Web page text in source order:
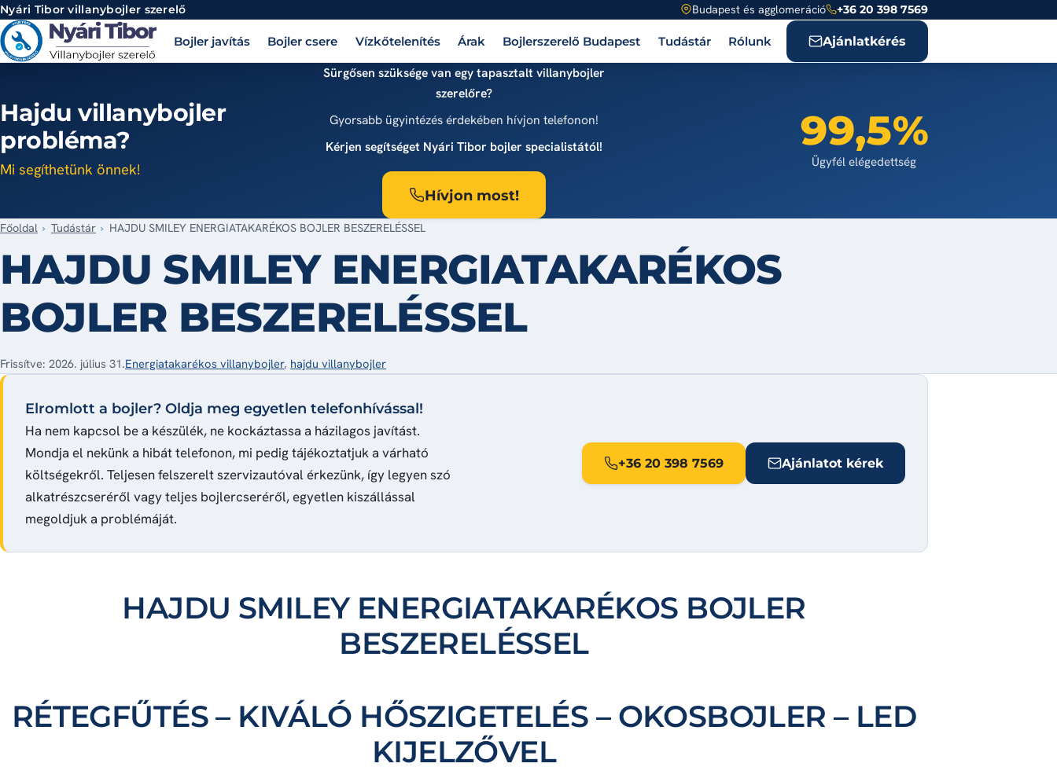
Ugrás a tartalomra
Nyári Tibor villanybojler szerelő Budapest és agglomeráció +36 20 398 7569
Bojler javítás Bojler csere Vízkőtelenítés Árak Bojlerszerelő Budapest Tudástár Rólunk Ajánlatkérés
Hajdu villanybojler
probléma?
Mi segíthetünk önnek!
Sürgősen szüksége van egy tapasztalt villanybojler
szerelőre?
Gyorsabb ügyintézés érdekében hívjon telefonon!
Kérjen segítséget Nyári Tibor bojler specialistától!
Hívjon most!
99,5%
Ügyfél elégedettség
Főoldal Tudástár HAJDU SMILEY ENERGIATAKARÉKOS BOJLER BESZERELÉSSEL
HAJDU SMILEY ENERGIATAKARÉKOS
BOJLER BESZERELÉSSEL
Frissítve: 2026. július 31.Energiatakarékos villanybojler, hajdu villanybojler
Elromlott a bojler? Oldja meg egyetlen telefonhívással!
Ha nem kapcsol be a készülék, ne kockáztassa a házilagos javítást.
Mondja el nekünk a hibát telefonon, mi pedig tájékoztatjuk a várható
költségekről. Teljesen felszerelt szervizautóval érkezünk, így legyen szó
alkatrészcseréről vagy teljes bojlercseréről, egyetlen kiszállással
megoldjuk a problémáját.
+36 20 398 7569 Ajánlatot kérek
HAJDU SMILEYENERGIATAKARÉKOS BOJLER
BESZERELÉSSEL
RÉTEGFŰTÉS – KIVÁLÓ HŐSZIGETELÉS – OKOSBOJLER – LED
KIJELZŐVEL